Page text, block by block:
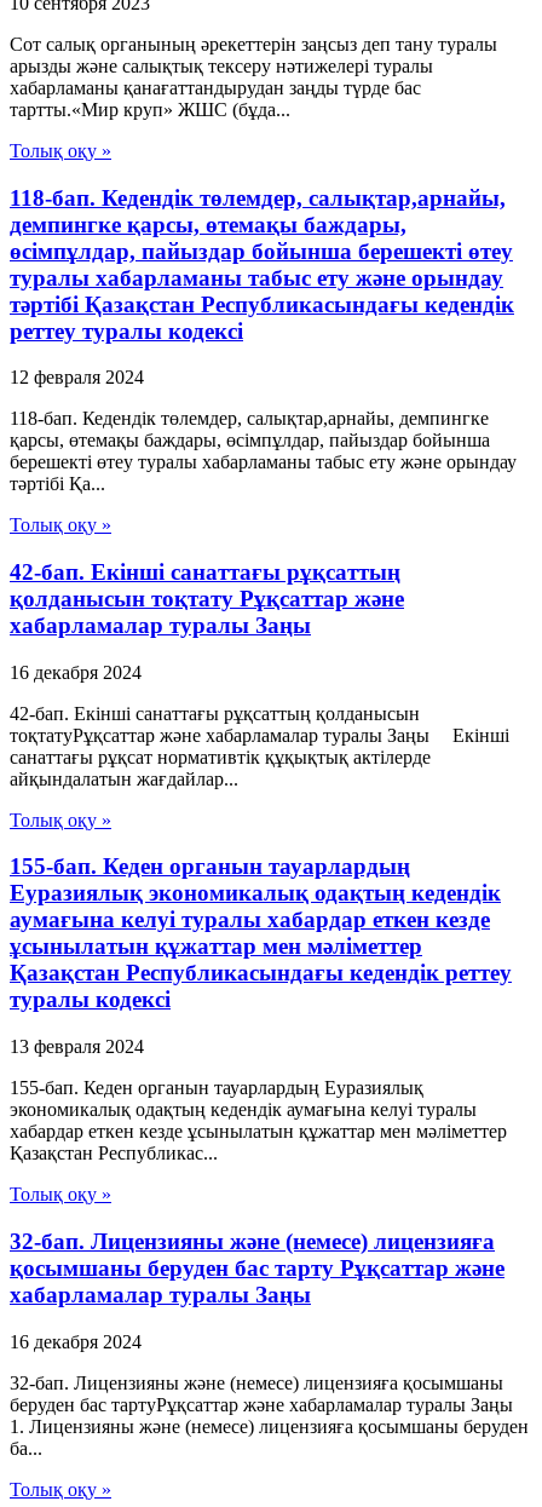
Сот салық органының әрекеттерін заңсыз деп тану туралы
арызды және салықтық тексеру нәтижелері туралы
хабарламаны қанағаттандырудан заңды түрде бас
тартты.«Мир круп» ЖШС (бұда...
Толық оқу »
118-бап. Кедендік төлемдер, салықтар,арнайы,
демпингке қарсы, өтемақы баждары,
өсімпұлдар, пайыздар бойынша берешекті өтеу
туралы хабарламаны табыс ету және орындау
тәртібі Қазақстан Республикасындағы кедендік
реттеу туралы кодексі
12 февраля 2024
118-бап. Кедендік төлемдер, салықтар,арнайы, демпингке
қарсы, өтемақы баждары, өсімпұлдар, пайыздар бойынша
берешекті өтеу туралы хабарламаны табыс ету және орындау
тәртібі Қа...
Толық оқу »
42-бап. Екінші санаттағы рұқсаттың
қолданысын тоқтату Рұқсаттар және
хабарламалар туралы Заңы
16 декабря 2024
42-бап. Екінші санаттағы рұқсаттың қолданысын
тоқтатуРұқсаттар және хабарламалар туралы Заңы Екінші
санаттағы рұқсат нормативтік құқықтық актілерде
айқындалатын жағдайлар...
Толық оқу »
155-бап. Кеден органын тауарлардың
Еуразиялық экономикалық одақтың кедендік
аумағына келуі туралы хабардар еткен кезде
ұсынылатын құжаттар мен мәліметтер
Қазақстан Республикасындағы кедендік реттеу
туралы кодексі
13 февраля 2024
155-бап. Кеден органын тауарлардың Еуразиялық
экономикалық одақтың кедендік аумағына келуі туралы
хабардар еткен кезде ұсынылатын құжаттар мен мәліметтер
Қазақстан Республикас...
Толық оқу »
32-бап. Лицензияны және (немесе) лицензияға
қосымшаны беруден бас тарту Рұқсаттар және
хабарламалар туралы Заңы
16 декабря 2024
32-бап. Лицензияны және (немесе) лицензияға қосымшаны
беруден бас тартуРұқсаттар және хабарламалар туралы Заңы
1. Лицензияны және (немесе) лицензияға қосымшаны беруден
ба...
Толық оқу »